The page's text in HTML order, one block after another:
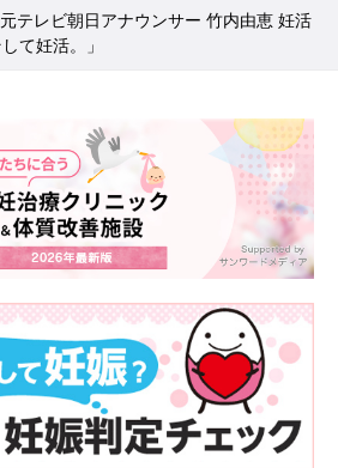
しよう』と期限を設けました。私はでき
う思いがあり、それを考えれば早く進
ができませんでした。
始めてみると、月に一度しかないタイ
外と難しいんですよね。毎月毎月タイ
じられて……。毎回『できなかった』と
もしばしば。そんなとき心の支えになっ
した。
相談できるのは夫だけ。『今回もでき
ないかもしれない』とウジウジする私
いよ』『みんな、そんな簡単に授かって
まだまだ大丈夫だよ』と、いつも励まし
元テレビ朝日アナウンサー 竹内由恵 妊活
て妊活。」